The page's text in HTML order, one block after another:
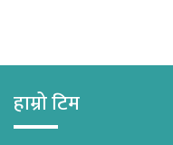
हाम्रो टिम